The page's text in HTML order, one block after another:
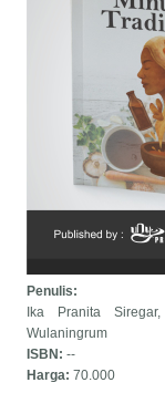
Penulis:
Ika Pranita
Wulaningrum
ISBN:--
Harga:70.000